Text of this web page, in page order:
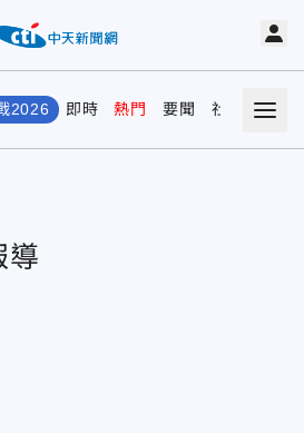
2026 即時 熱門 要聞 社會 娛樂
導